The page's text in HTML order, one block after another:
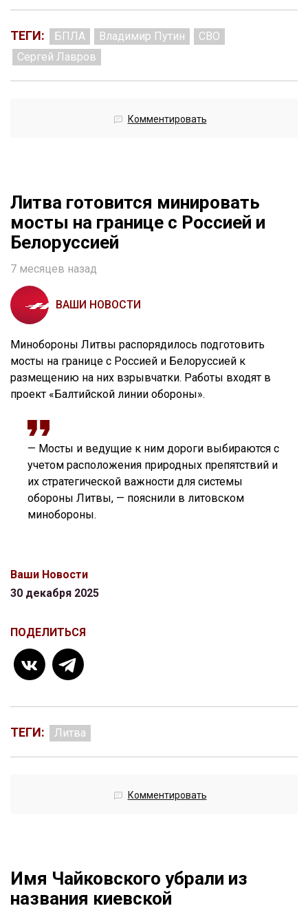
ТЕГИ: БПЛА Владимир Путин
СВО
Сергей Лавров
Комментировать
Литва готовится минировать
мосты на границе с Россией и
Белоруссией
7 месяцев назад
ВАШИ НОВОСТИ
Минобороны Литвы распорядилось подготовить
мосты на границе с Россией и Белоруссией к
размещению на них взрывчатки. Работы входят в
проект «Балтийской линии обороны».
— Мосты и ведущие к ним дороги выбираются с
учетом расположения природных препятствий и
их стратегической важности для системы
обороны Литвы, — пояснили в литовском
минобороны.
Ваши Новости
30 декабря 2025
ПОДЕЛИТЬСЯ
ТЕГИ: Литва
Комментировать
Имя Чайковского убрали из
названия киевской